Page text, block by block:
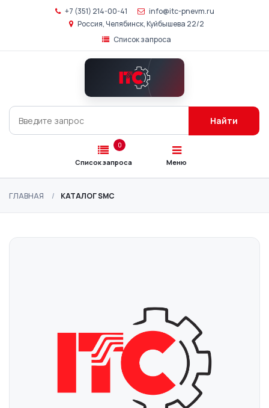
+7 (351) 214-00-41
info@itc-pnevm.ru
Россия, Челябинск, Куйбышева 22/2
Список запроса
Найти
Список запроса
0
Меню
Главная
Подбор
ГЛАВНАЯ КАТАЛОГ SMC